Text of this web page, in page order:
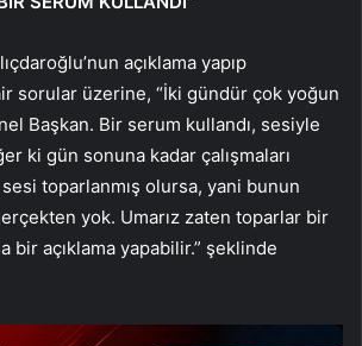
açıklama yapıp
sorular üzerine, “İki gündür çok yoğun
Başkan. Bir serum kullandı, sesiyle
ki gün sonuna kadar çalışmaları
toparlanmış olursa, yani bunun
yok. Umarız zaten toparlar bir
bir açıklama yapabilir.” şeklinde